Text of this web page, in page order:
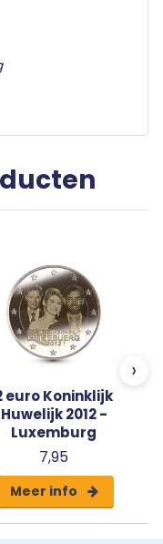
euro munten is
nationale zijde.
Ze zijn in het
ze kunnen
gebruikt en
en met een
euro Koninklijk
Huwelijk 2012 -
Luxemburg
7,95
Meer info
›